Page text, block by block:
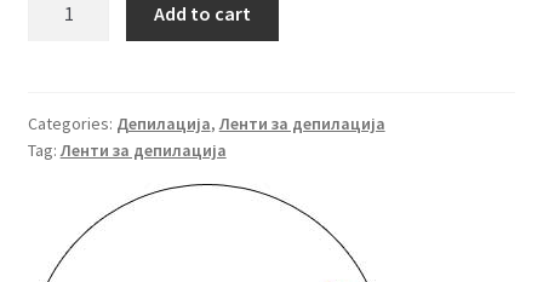
100
Бр.
Add to cart
Categories: Депилација,Ленти за депилација
Tag:Ленти за депилација